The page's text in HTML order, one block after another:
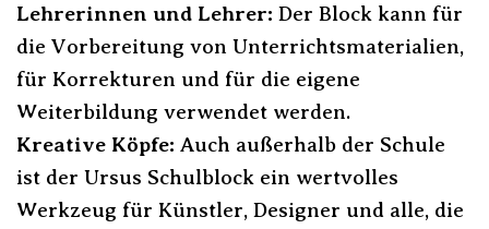
Lehrerinnen und Lehrer: Der Block kann für
die Vorbereitung von Unterrichtsmaterialien,
für Korrekturen und für die eigene
Weiterbildung verwendet werden.
Kreative Köpfe: Auch außerhalb der Schule
ist der Ursus Schulblock ein wertvolles
Werkzeug für Künstler, Designer und alle, die